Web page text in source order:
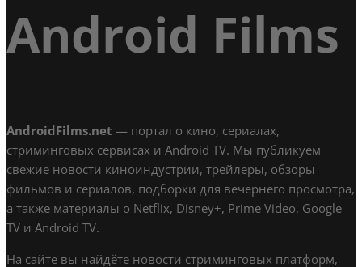
Android Films
AndroidFilms.net — портал о кино, сериалах,
стриминговых сервисах и Android TV. Мы публикуем
свежие новости киноиндустрии, трейлеры, обзоры
фильмов и сериалов, подборки для вечернего просмотра,
а также материалы о Netflix, Disney+, Prime Video, Google
TV и Android TV.
На сайте вы найдёте новости стриминговых платформ,